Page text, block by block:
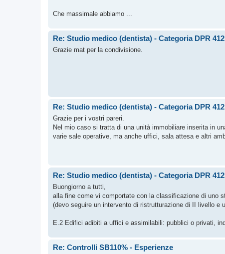
Che massimale abbiamo ...
Re: Studio medico (dentista) - Categoria DPR
Grazie mat per la condivisione.
Re: Studio medico (dentista) - Categoria DPR
Grazie per i vostri pareri.
Nel mio caso si tratta di una unità immobiliare inserita in
varie sale operative, ma anche uffici, sala attesa e altri
Re: Studio medico (dentista) - Categoria DPR
Buongiorno a tutti,
alla fine come vi comportate con la classificazione di uno
(devo seguire un intervento di ristrutturazione di II livello e
E.2 Edifici adibiti a uffici e assimilabili: pubblici o privati,
Re: Controlli SB110% - Esperienze